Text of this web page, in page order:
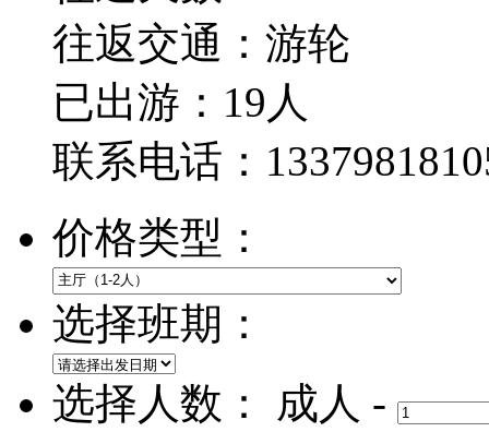
往返交通： 游轮
已出游：19人
联系电话：
价格类型：
选择班期：
选择人数：
成人 -